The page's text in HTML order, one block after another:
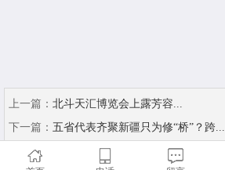
上一篇： 北斗天汇博览会上露芳容...
下一篇： 五省代表齐聚新疆只为修“桥”？跨...